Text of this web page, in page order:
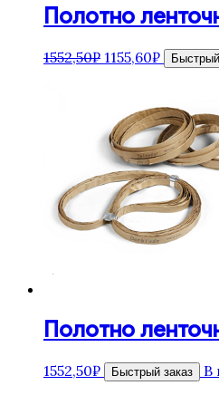
Полотно
1552,50₽
1552,50₽.
1155,60₽
цена:
Полотно
1552,50₽ Быстрый заказ В